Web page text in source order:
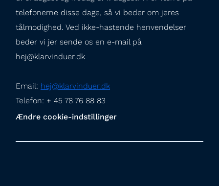
telefonerne disse dage, så vi beder om jeres
tålmodighed. Ved ikke-hastende henvendelser
beder vi jer sende os en e-mail på
hej@klarvinduer.dk
Email: hej@klarvinduer.dk
Telefon: + 45 78 76 88 83
Ændre cookie-indstillinger